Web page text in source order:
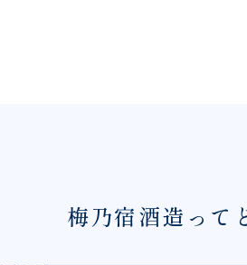
梅乃宿酒造って